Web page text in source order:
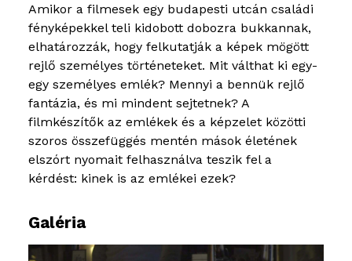
Amikor a filmesek egy budapesti utcán családi
fényképekkel teli kidobott dobozra bukkannak,
elhatározzák, hogy felkutatják a képek mögött
rejlő személyes történeteket. Mit válthat ki egy-
egy személyes emlék? Mennyi a bennük rejlő
fantázia, és mi mindent sejtetnek? A
filmkészítők az emlékek és a képzelet közötti
szoros összefüggés mentén mások életének
elszórt nyomait felhasználva teszik fel a
kérdést: kinek is az emlékei ezek?
Galéria